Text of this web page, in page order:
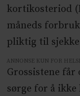
kortikosteriod
måneds
pliktig til
ANNONSE KUN FOR
Grossistene får
sørge for å